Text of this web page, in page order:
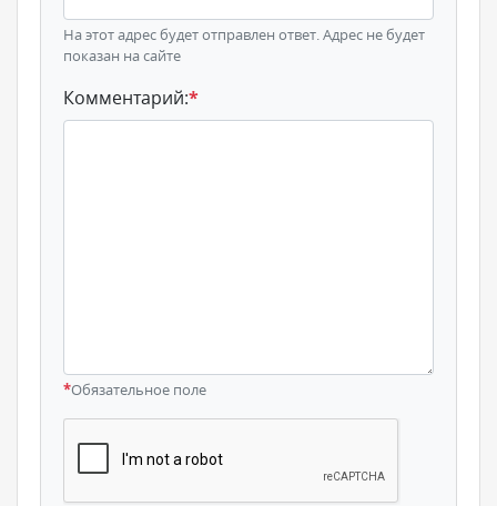
На этот адрес будет отправлен ответ. Адрес не будет
показан на сайте
Комментарий:*
*Обязательное поле